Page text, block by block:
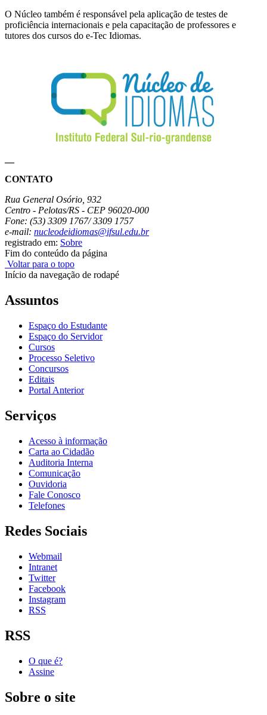
O Núcleo também é responsável pela aplicação de testes de
proficiência internacionais e pela capacitação de professores e
tutores dos cursos do e-Tec Idiomas.
CONTATO
Rua General Osório, 932
Centro - Pelotas/RS - CEP 96020-000
Fone: (53) 3309 1767/ 3309 1757
e-mail: nucleodeidiomas@ifsul.edu.br
registrado em: Sobre
Fim do conteúdo da página
Voltar para o topo
Início da navegação de rodapé
Assuntos
Espaço do Estudante
Espaço do Servidor
Cursos
Processo Seletivo
Concursos
Editais
Portal Anterior
Serviços
Acesso à informação
Carta ao Cidadão
Auditoria Interna
Comunicação
Ouvidoria
Fale Conosco
Telefones
Redes Sociais
Webmail
Intranet
Twitter
Facebook
Instagram
RSS
RSS
O que é?
Assine
Sobre o site